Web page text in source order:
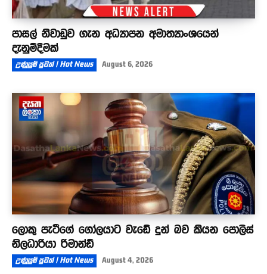
පාසල් නිවාඩුව ගැන අධ්‍යාපන අමාත්‍යාංශයෙන්
දැනුම්දීමක්
උණුසුම් පුවත් | Hot News August 6, 2026
ලොකු පැටීගේ ගෝලයාට වැඩේ දුන් බව කියන පොලිස්
නිලධාරියා රිමාන්ඩ්
උණුසුම් පුවත් | Hot News August 4, 2026